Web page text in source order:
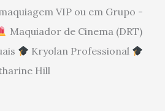
VIP ou em Grupo -
Maquiador de Cinema (DRT)
Kryolan Professional
Hill